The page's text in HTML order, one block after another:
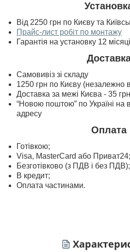
Від 2250 грн по Києву та
Прайс-лист робіт по монтажу
Гарантія на установку 12
Самовивіз зі складу
1250 грн по Києву (незалежно
Доставка за межі Києва - 35
“Новою поштою” по Україні на
адресу
Оплата
Готівкою;
Visa, MasterСard або Приват24;
Безготівково (з ПДВ і без ПДВ);
В кредит;
Оплата частинами.